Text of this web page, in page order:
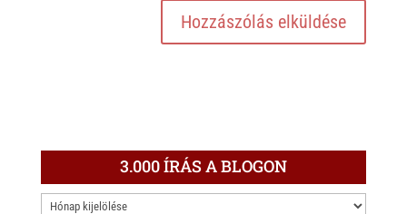
3.000 ÍRÁS A BLOGON
3.000